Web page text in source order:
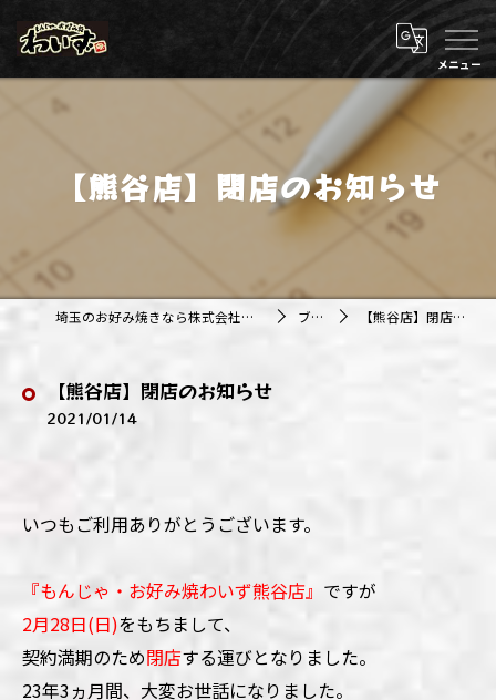
【熊谷店】閉店のお知らせ
埼玉のお好み焼きなら株式会社アジルカンパニー ブログ 【熊谷店】閉店のお知らせ
【熊谷店】閉店のお知らせ
2021/01/14
いつもご利用ありがとうございます。
『もんじゃ・お好み焼わいず熊谷店』 ですが
2月28日(日)をもちまして、
契約満期のため閉店する運びとなりました。
23年3ヵ月間、大変お世話になりました。